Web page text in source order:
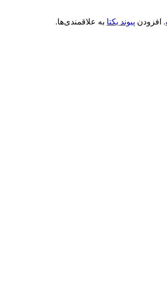
. افزودن پیوند یکتا به علاقمندی‌ها.